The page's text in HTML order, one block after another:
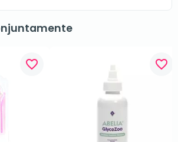
favorite_border favorite_border